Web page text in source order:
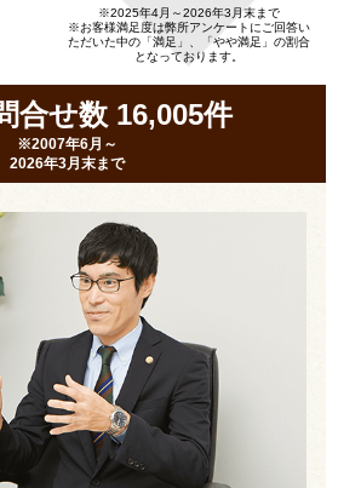
※2025年4月～2026年3月末まで
※お客様満足度は弊所アンケートにご回答い
ただいた中の「満足」、「やや満足」の割合
となっております。
合せ数 16,005件
※2007年6月～
2026年3月末まで